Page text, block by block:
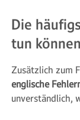
Die
tun können
Zusätzlich zum
englische
unverständlich,